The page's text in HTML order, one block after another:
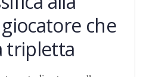
che
tripletta